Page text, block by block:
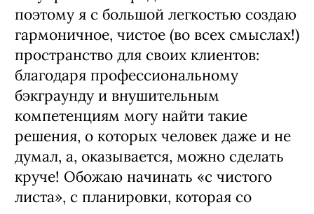
поэтому я с большой легкостью создаю
гармоничное, чистое (во всех смыслах!)
пространство для своих клиентов:
благодаря профессиональному
бэкграунду и внушительным
компетенциям могу найти такие
решения, о которых человек даже и не
думал, а, оказывается, можно сделать
круче! Обожаю начинать «с чистого
листа», с планировки, которая со